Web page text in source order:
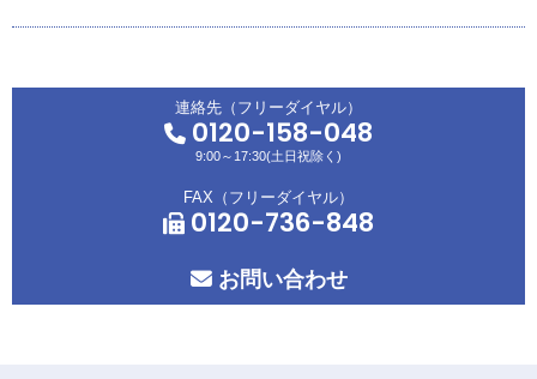
連絡先（フリーダイヤル）
0120-158-048
9:00～17:30(土日祝除く)
FAX（フリーダイヤル）
0120-736-848
お問い合わせ